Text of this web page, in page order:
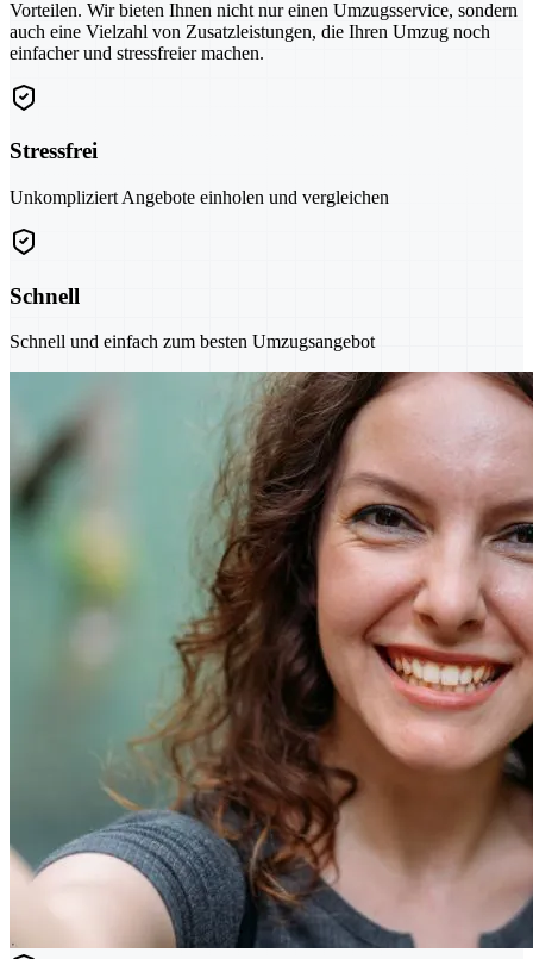
Vorteilen. Wir bieten Ihnen nicht nur einen Umzugsservice, sondern
auch eine Vielzahl von Zusatzleistungen, die Ihren Umzug noch
einfacher und stressfreier machen.
Stressfrei
Unkompliziert Angebote einholen und vergleichen
Schnell
Schnell und einfach zum besten Umzugsangebot